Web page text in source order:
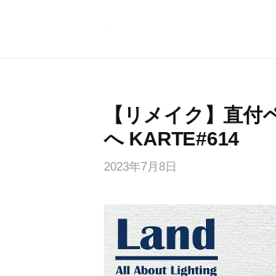
【リメイク】直
へ KARTE#614
2023年7月8日